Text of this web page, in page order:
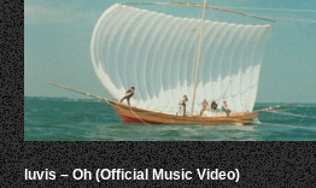
luvis – Oh (Official Music Video)